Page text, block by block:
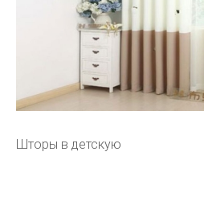
Шторы в детскую